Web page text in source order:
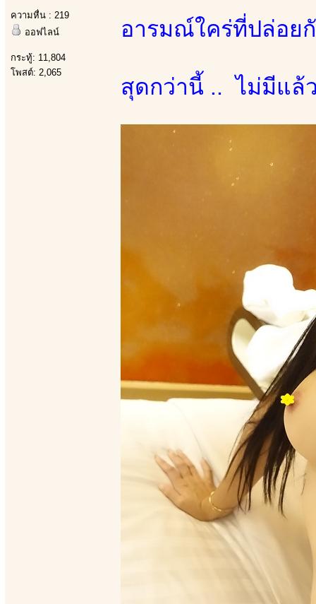
ความหื่น : 219
ออฟไลน์
กระทู้: 11,804
โพสต์: 2,065
อารมณ์ใคร่ที่ปล่อย
สุดกว่านี้ .. ไม่มีแล้